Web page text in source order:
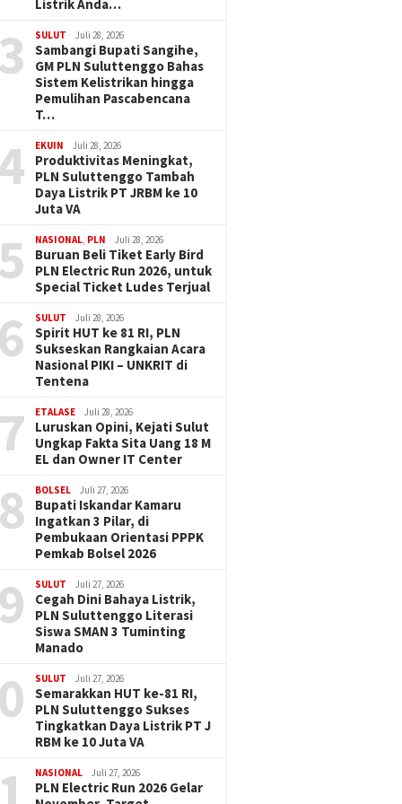
Listrik Anda…
SULUT Juli 28, 2026
Sambangi Bupati Sangihe,
GM PLN Suluttenggo Bahas
Sistem Kelistrikan hingga
Pemulihan Pascabencana
T…
EKUIN Juli 28, 2026
Produktivitas Meningkat,
PLN Suluttenggo Tambah
Daya Listrik PT JRBM ke 10
Juta VA
NASIONAL PLN Juli 28, 2026
Buruan Beli Tiket Early Bird
PLN Electric Run 2026, untuk
Special Ticket Ludes Terjual
SULUT Juli 28, 2026
Spirit HUT ke 81 RI, PLN
Sukseskan Rangkaian Acara
Nasional PIKI – UNKRIT di
Tentena
ETALASE Juli 28, 2026
Luruskan Opini, Kejati Sulut
Ungkap Fakta Sita Uang 18 M
EL dan Owner IT Center
BOLSEL Juli 27, 2026
Bupati Iskandar Kamaru
Ingatkan 3 Pilar, di
Pembukaan Orientasi PPPK
Pemkab Bolsel 2026
SULUT Juli 27, 2026
Cegah Dini Bahaya Listrik,
PLN Suluttenggo Literasi
Siswa SMAN 3 Tuminting
Manado
SULUT Juli 27, 2026
Semarakkan HUT ke-81 RI,
PLN Suluttenggo Sukses
Tingkatkan Daya Listrik PT J
RBM ke 10 Juta VA
NASIONAL Juli 27, 2026
PLN Electric Run 2026 Gelar